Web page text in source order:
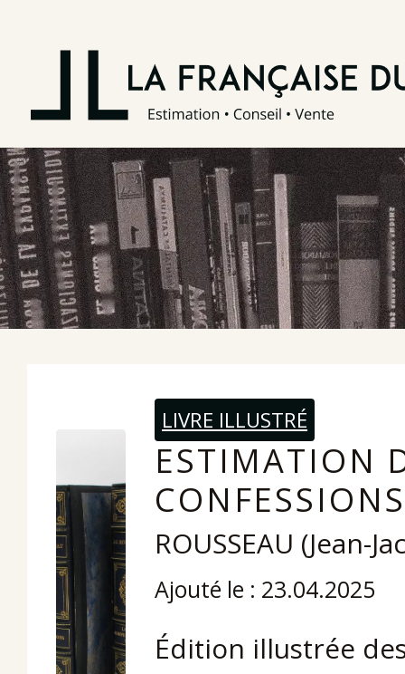
LIVRE ILLUSTRÉ
ESTIMATION
ROUSSEAU (Jean-
Ajouté le : 23.04.2025
Édition illustrée